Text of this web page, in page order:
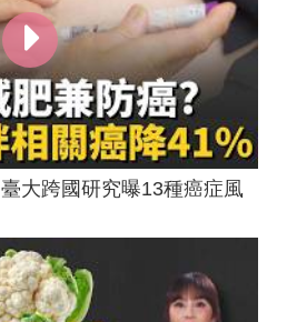
大跨國研究曝13種癌症風